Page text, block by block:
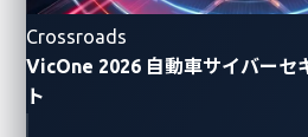
Crossroads
VicOne 2026 自動車サイバーセ
ト
つ注目すべき点は、初のリモ
の試みを実施したことでし
ムは、電気自動車充電器カテゴ